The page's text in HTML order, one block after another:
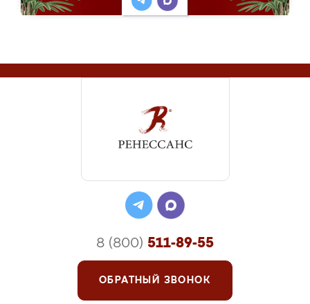
8 (800) 511-89-55
ОБРАТНЫЙ ЗВОНОК